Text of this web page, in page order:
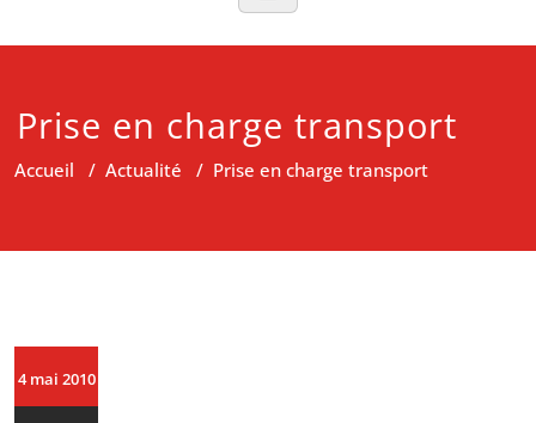
Prise en charge transport
Accueil / Actualité / Prise en charge transport
4 mai 2010